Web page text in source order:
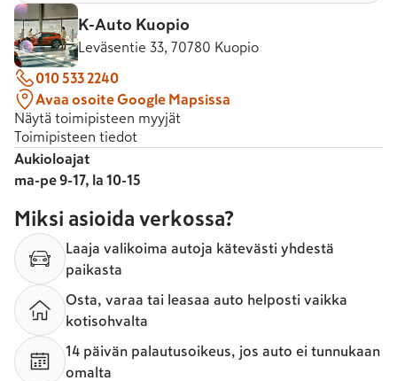
K-Auto Kuopio
Leväsentie 33, 70780 Kuopio
010 533 2240
Avaa osoite Google Mapsissa
Näytä toimipisteen myyjät
Toimipisteen tiedot
Aukioloajat
ma-pe 9-17, la 10-15
Miksi asioida verkossa?
Laaja valikoima autoja kätevästi yhdestä
paikasta
Osta, varaa tai leasaa auto helposti vaikka
kotisohvalta
14 päivän palautusoikeus, jos auto ei tunnukaan
omalta